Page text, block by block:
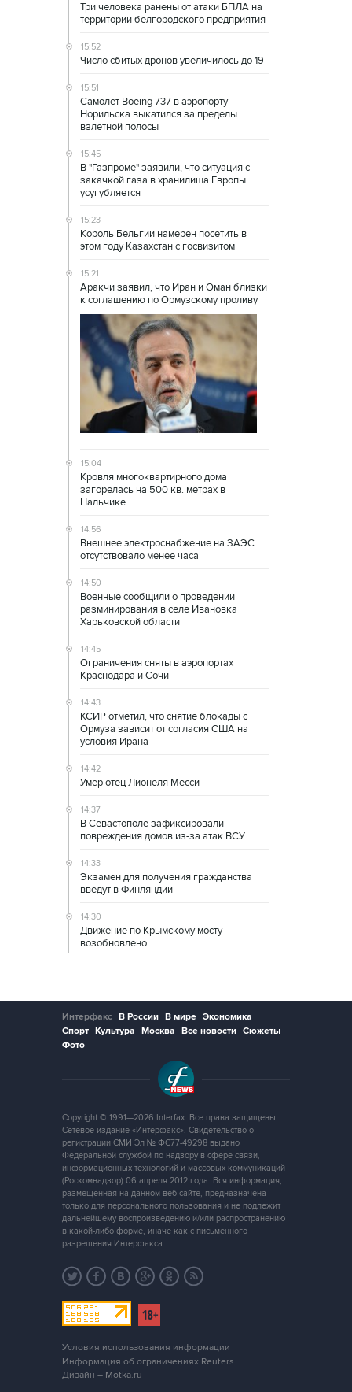
Три человека ранены от атаки БПЛА на
территории белгородского предприятия
15:52
Число сбитых дронов увеличилось до 19
15:51
Самолет Boeing 737 в аэропорту
Норильска выкатился за пределы
взлетной полосы
15:45
В "Газпроме" заявили, что ситуация с
закачкой газа в хранилища Европы
усугубляется
15:23
Король Бельгии намерен посетить в
этом году Казахстан с госвизитом
15:21
Аракчи заявил, что Иран и Оман близки
к соглашению по Ормузскому проливу
15:04
Кровля многоквартирного дома
загорелась на 500 кв. метрах в
Нальчике
14:56
Внешнее электроснабжение на ЗАЭС
отсутствовало менее часа
14:50
Военные сообщили о проведении
разминирования в селе Ивановка
Харьковской области
14:45
Ограничения сняты в аэропортах
Краснодара и Сочи
14:43
КСИР отметил, что снятие блокады с
Ормуза зависит от согласия США на
условия Ирана
14:42
Умер отец Лионеля Месси
14:37
В Севастополе зафиксировали
повреждения домов из-за атак ВСУ
14:33
Экзамен для получения гражданства
введут в Финляндии
14:30
Движение по Крымскому мосту
возобновлено
Интерфакс В России В мире Экономика
Спорт Культура Москва Все новости Сюжеты
Фото
Copyright © 1991—2026 Interfax. Все права защищены.
Сетевое издание «Интерфакс». Свидетельство о
регистрации СМИ Эл № ФС77-49298 выдано
Федеральной службой по надзору в сфере связи,
информационных технологий и массовых коммуникаций
(Роскомнадзор) 06 апреля 2012 года. Вся информация,
размещенная на данном веб-сайте, предназначена
только для персонального пользования и не подлежит
дальнейшему воспроизведению и/или распространению
в какой-либо форме, иначе как с письменного
разрешения Интерфакса.
Условия использования информации
Информация об ограничениях Reuters
Дизайн – Motka.ru